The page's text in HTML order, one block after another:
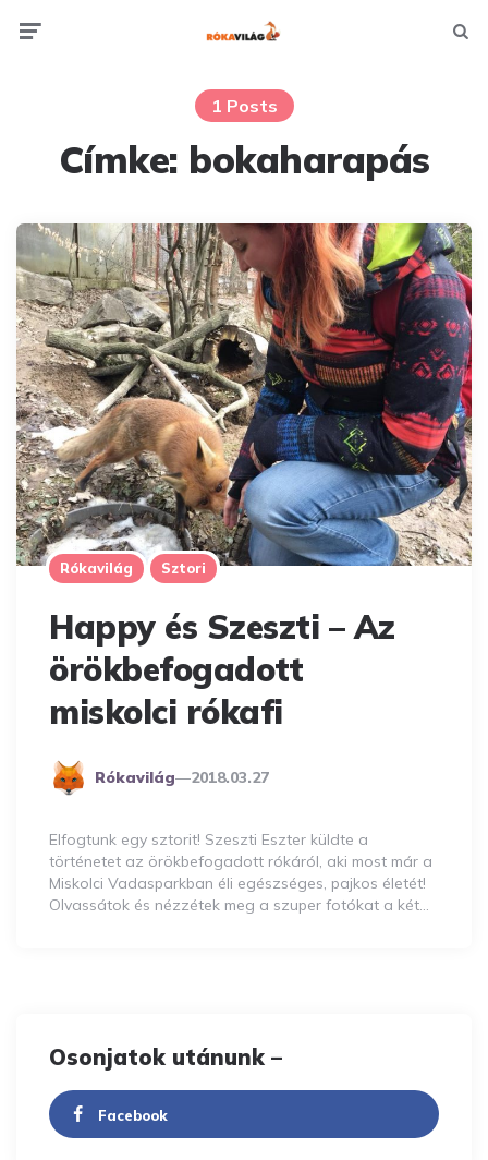
1 Posts
Címke: bokaharapás
Rókavilág Sztori
Happy és Szeszti – Az
örökbefogadott
miskolci rókafi
Posted
Rókavilág 2018.03.27
Elfogtunk egy sztorit! Szeszti Eszter küldte a
történetet az örökbefogadott rókáról, aki most már a
Miskolci Vadasparkban éli egészséges, pajkos életét!
Olvassátok és nézzétek meg a szuper fotókat a két…
Osonjatok utánunk –
Facebook